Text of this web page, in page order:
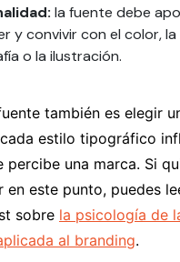
la fuente debe
y convivir con el color, la
o la ilustración.
también es elegir
estilo tipográfico
percibe una marca. Si
en este punto, puedes
sobre la psicología de
al branding.